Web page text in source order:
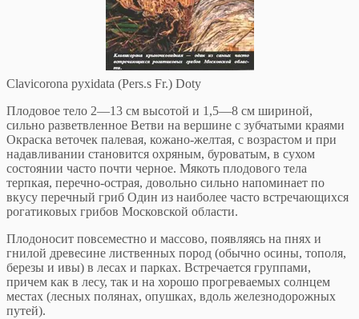
Clavicorona pyxidata (Pers.s Fr.) Doty
Плодовое тело 2—13 см высотой и 1,5—8 см шириной,
сильно разветвленное Ветви на вершине с зубчатыми краями
Окраска веточек палевая, кожано-желтая, с возрастом и при
надавливании становится охряным, буроватым, в сухом
состоянии часто почти черное. Мякоть плодового тела
терпкая, перечно-острая, довольно сильно напоминает по
вкусу перечный гриб Один из наиболее часто встречающихся
рогатиковых грибов Московской области.
Плодоносит повсеместно и массово, появляясь на пнях и
гнилой древесине лиственных пород (обычно осины, тополя,
березы и ивы) в лесах и парках. Встречается группами,
причем как в лесу, так и на хорошо прогреваемых солнцем
местах (лесных полянах, опушках, вдоль железнодорожных
путей).